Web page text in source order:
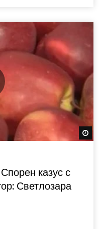
казус с
Светлозара